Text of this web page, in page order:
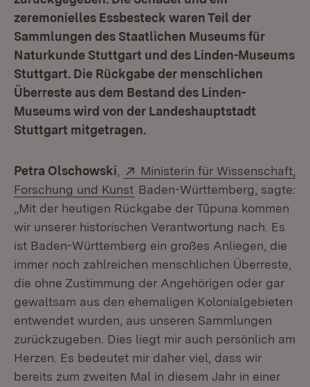
zeremonielles Essbesteck waren Teil der
Sammlungen des Staatlichen Museums für
Naturkunde Stuttgart und des Linden-Museums
Stuttgart. Die Rückgabe der menschlichen
Überreste aus dem Bestand des Linden-
Museums wird von der Landeshauptstadt
Stuttgart mitgetragen.
Petra Olschowski Extern:
Ministerin für Wissenschaft,
Forschung und Kunst (Öffnet in neuem Fenster)
Baden-Württemberg, sagte:
„Mit der heutigen Rückgabe der Tūpuna kommen
wir unserer historischen Verantwortung nach. Es
ist Baden-Württemberg ein großes Anliegen, die
immer noch zahlreichen menschlichen Überreste,
die ohne Zustimmung der Angehörigen oder gar
gewaltsam aus den ehemaligen Kolonialgebieten
entwendet wurden, aus unseren Sammlungen
zurückzugeben. Dies liegt mir auch persönlich am
Herzen. Es bedeutet mir daher viel, dass wir
bereits zum zweiten Mal in diesem Jahr in einer